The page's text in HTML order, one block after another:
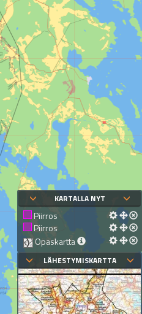
KARTALLA NYT
Piirros
Piirros
Opaskartta
LÄHESTYMISKARTTA